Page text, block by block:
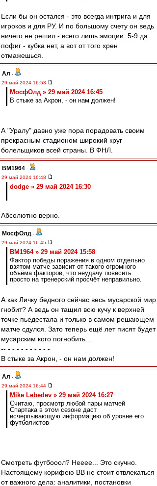
Если бы он остался - это всегда интрига и для
игроков и для РУ. И по большому счету он ведь
ничего не решил - всего лишь эмоции. 5-9 да
пофиг - кубка нет, а вот от того хрен
отмажешься.
Ал -
29 май 2024 16:53
МосфОлд » 29 май 2024 16:45
В стыке за Акрон, - он нам должен!
А "Уралу" давно уже пора порадовать своим
прекрасным стадионом широкий круг
болельщиков всей страны. В ФНЛ.
BM1964 -
29 май 2024 16:48
dodge » 29 май 2024 16:30
Абсолютно верно.
МосфОлд -
29 май 2024 16:45
BM1964 » 29 май 2024 15:58
Фактор победы поражения в одном отдельно
взятом матче зависит от такого огромного
объёма факторов, что неудачу повесить
просто на тренерский просчёт неправильно.
А как Личку бедного сейчас весь мусарской мир
гнобит? А ведь он тащил всю кучу к верхней
точке пьедестала и только в самом решающем
матче сдулся. Зато теперь ещё лет писят будет
мусарским кого погнобить...
-- - - - - - - - - - -
В стыке за Акрон, - он нам должен!
Ал -
29 май 2024 16:44
Mike Lebedev » 29 май 2024 16:27
Считаю, просмотр любой пары матчей
Спартака в этом сезоне даст
исчерпывающую информацию об уровне его
футболистов
Смотреть футбооол? Нееее... Это скучно.
Настоящему корифею ВВ не стоит отвлекаться
от важного дела: аналитики, постановки